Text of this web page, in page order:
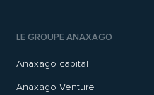
LE GROUPE ANAXAGO
Anaxago capital
Anaxago Venture